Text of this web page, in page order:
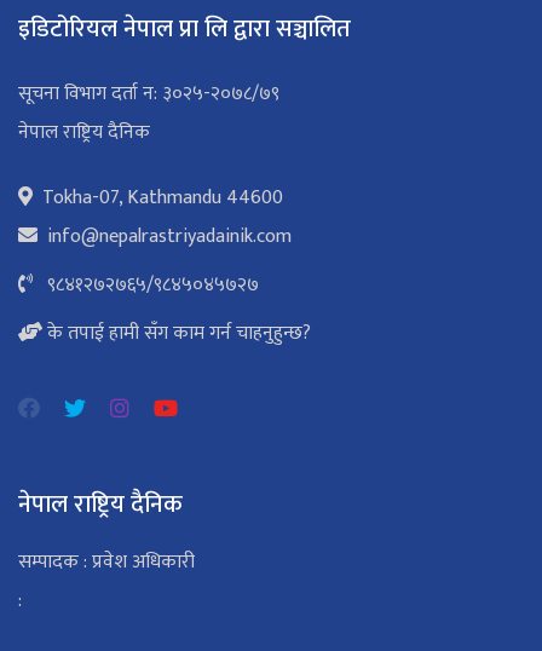
इडिटोरियल नेपाल प्रा लि द्वारा सञ्चालित
सूचना विभाग दर्ता न: ३०२५-२०७८/७९
नेपाल राष्ट्रिय दैनिक
Tokha-07, Kathmandu 44600
info@nepalrastriyadainik.com
९८४१२७२७६५/९८४५०४५७२७
के तपाई हामी सँग काम गर्न चाहनुहुन्छ?
नेपाल राष्ट्रिय दैनिक
सम्पादक : प्रवेश अधिकारी
: